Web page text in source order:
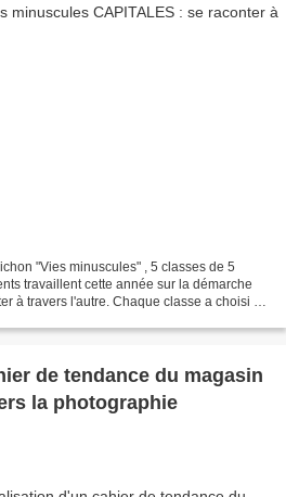
"Vies minuscules" , 5 classes de 5
travaillent cette année sur la démarche
à travers l'autre. Chaque classe a choisi un
de tendance du magasin
à travers la photographie